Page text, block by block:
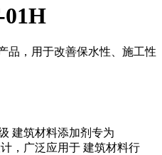
品，用于改善保水性、施工性
建筑材料添加剂 专为
，广泛应用于 建筑材料行